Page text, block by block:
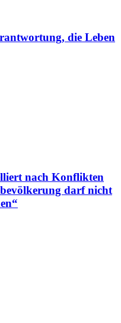
die Leben
nach Konflikten
darf nicht